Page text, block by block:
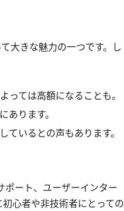
大きな魅力の一つです。し
ては高額になることも。
ります。
いるとの声もあります。
ポート、ユーザーインター
心者や非技術者にとっての